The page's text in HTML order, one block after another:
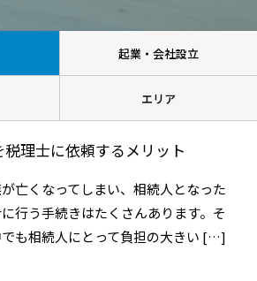
起業・会社設立
エリア
理士に依頼するメリット
亡くなってしまい、相続人となった
行う手続きはたくさんあります。そ
も相続人にとって負担の大きい […]